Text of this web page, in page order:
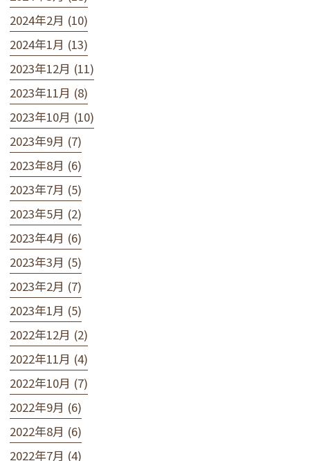
2024年2月 (10)
2024年1月 (13)
2023年12月 (11)
2023年11月 (8)
2023年10月 (10)
2023年9月 (7)
2023年8月 (6)
2023年7月 (5)
2023年5月 (2)
2023年4月 (6)
2023年3月 (5)
2023年2月 (7)
2023年1月 (5)
2022年12月 (2)
2022年11月 (4)
2022年10月 (7)
2022年9月 (6)
2022年8月 (6)
2022年7月 (4)